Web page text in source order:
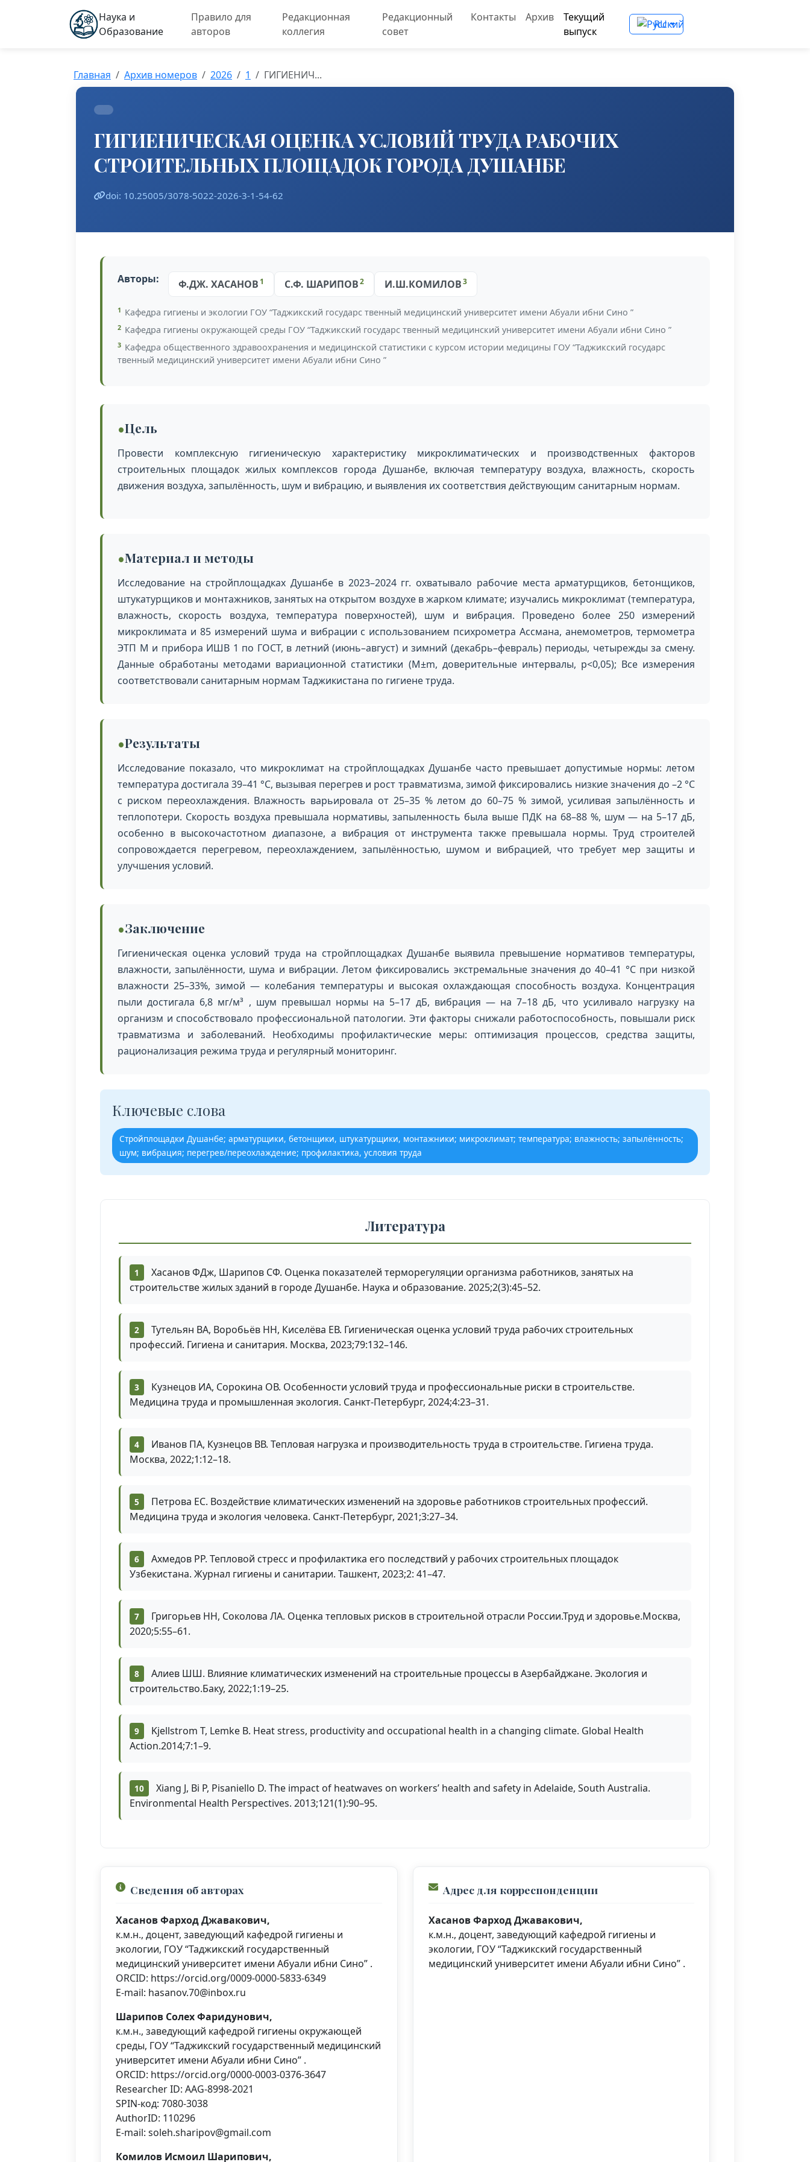
Наука и
Образование
Правило для
авторов
Редакционная
коллегия
Редакционный
совет
Контакты Архив
Текущий
выпуск
RU
Главная Архив номеров 2026 1 ГИГИЕНИЧ...
ГИГИЕНИЧЕСКАЯ ОЦЕНКА УСЛОВИЙ ТРУДА РАБОЧИХ
СТРОИТЕЛЬНЫХ ПЛОЩАДОК ГОРОДА ДУШАНБЕ
doi: 10.25005/3078-5022-2026-3-1-54-62
Авторы: Ф.ДЖ. ХАСАНОВ 1 С.Ф. ШАРИПОВ2 И.Ш.КОМИЛОВ3
1 Кафедра гигиены и экологии ГОУ “Таджикский государс твенный медицинский университет имени Абуали ибни Сино ”
2 Кафедра гигиены окружающей среды ГОУ “Таджикский государс твенный медицинский университет имени Абуали ибни Сино ”
3 Кафедра общественного здравоохранения и медицинской статистики с курсом истории медицины ГОУ “Таджикский государс
твенный медицинский университет имени Абуали ибни Сино ”
Цель
Провести комплексную гигиеническую характеристику микроклиматических и производственных факторов
строительных площадок жилых комплексов города Душанбе, включая температуру воздуха, влажность, скорость
движения воздуха, запылённость, шум и вибрацию, и выявления их соответствия действующим санитарным нормам.
Материал и методы
Исследование на стройплощадках Душанбе в 2023–2024 гг. охватывало рабочие места арматурщиков, бетонщиков,
штукатурщиков и монтажников, занятых на открытом воздухе в жарком климате; изучались микроклимат (температура,
влажность, скорость воздуха, температура поверхностей), шум и вибрация. Проведено более 250 измерений
микроклимата и 85 измерений шума и вибрации с использованием психрометра Ассмана, анемометров, термометра
ЭТП М и прибора ИШВ 1 по ГОСТ, в летний (июнь–август) и зимний (декабрь–февраль) периоды, четырежды за смену.
Данные обработаны методами вариационной статистики (M±m, доверительные интервалы, p<0,05); Все измерения
соответствовали санитарным нормам Таджикистана по гигиене труда.
Результаты
Исследование показало, что микроклимат на стройплощадках Душанбе часто превышает допустимые нормы: летом
температура достигала 39–41 °С, вызывая перегрев и рост травматизма, зимой фиксировались низкие значения до –2 °С
с риском переохлаждения. Влажность варьировала от 25–35 % летом до 60–75 % зимой, усиливая запылённость и
теплопотери. Скорость воздуха превышала нормативы, запыленность была выше ПДК на 68–88 %, шум — на 5–17 дБ,
особенно в высокочастотном диапазоне, а вибрация от инструмента также превышала нормы. Труд строителей
сопровождается перегревом, переохлаждением, запылённостью, шумом и вибрацией, что требует мер защиты и
улучшения условий.
Заключение
Гигиеническая оценка условий труда на стройплощадках Душанбе выявила превышение нормативов температуры,
влажности, запылённости, шума и вибрации. Летом фиксировались экстремальные значения до 40–41 °С при низкой
влажности 25–33%, зимой — колебания температуры и высокая охлаждающая способность воздуха. Концентрация
пыли достигала 6,8 мг/м³ , шум превышал нормы на 5–17 дБ, вибрация — на 7–18 дБ, что усиливало нагрузку на
организм и способствовало профессиональной патологии. Эти факторы снижали работоспособность, повышали риск
травматизма и заболеваний. Необходимы профилактические меры: оптимизация процессов, средства защиты,
рационализация режима труда и регулярный мониторинг.
Ключевые слова
Стройплощадки Душанбе; арматурщики, бетонщики, штукатурщики, монтажники; микроклимат; температура; влажность; запылённость;
шум; вибрация; перегрев/переохлаждение; профилактика, условия труда
Литература
Хасанов ФДж, Шарипов СФ. Оценка показателей терморегуляции организма работников, занятых на
строительстве жилых зданий в городе Душанбе. Наука и образование. 2025;2(3):45–52.
Тутельян ВА, Воробьёв НН, Киселёва ЕВ. Гигиеническая оценка условий труда рабочих строительных
профессий. Гигиена и санитария. Москва, 2023;79:132–146.
Кузнецов ИА, Сорокина ОВ. Особенности условий труда и профессиональные риски в строительстве.
Медицина труда и промышленная экология. Санкт-Петербург, 2024;4:23–31.
Иванов ПА, Кузнецов ВВ. Тепловая нагрузка и производительность труда в строительстве. Гигиена труда.
Москва, 2022;1:12–18.
Петрова ЕС. Воздействие климатических изменений на здоровье работников строительных профессий.
Медицина труда и экология человека. Санкт-Петербург, 2021;3:27–34.
Ахмедов РР. Тепловой стресс и профилактика его последствий у рабочих строительных площадок
Узбекистана. Журнал гигиены и санитарии. Ташкент, 2023;2: 41–47.
Григорьев НН, Соколова ЛА. Оценка тепловых рисков в строительной отрасли России.Труд и здоровье.Москва,
2020;5:55–61.
Алиев ШШ. Влияние климатических изменений на строительные процессы в Азербайджане. Экология и
строительство.Баку, 2022;1:19–25.
Kjellstrom T, Lemke B. Heat stress, productivity and occupational health in a changing climate. Global Health
Action.2014;7:1–9.
Xiang J, Bi P, Pisaniello D. The impact of heatwaves on workers’ health and safety in Adelaide, South Australia.
Environmental Health Perspectives. 2013;121(1):90–95.
Сведения об авторах
Хасанов Фарход Джавакович,
к.м.н., доцент, заведующий кафедрой гигиены и
экологии, ГОУ “Таджикский государственный
медицинский университет имени Абуали ибни Сино” .
ORCID: https://orcid.org/0009-0000-5833-6349
E-mail: hasanov.70@inbox.ru
Шарипов Солех Фаридунович,
к.м.н., заведующий кафедрой гигиены окружающей
среды, ГОУ “Таджикский государственный медицинский
университет имени Абуали ибни Сино” .
ORCID: https://orcid.org/0000-0003-0376-3647
Researcher ID: AAG-8998-2021
SPIN-код: 7080-3038
AuthorID: 110296
E-mail: soleh.sharipov@gmail.com
Комилов Исмоил Шарипович,
Адрес для корреспонденции
Хасанов Фарход Джавакович,
к.м.н., доцент, заведующий кафедрой гигиены и
экологии, ГОУ “Таджикский государственный
медицинский университет имени Абуали ибни Сино” .